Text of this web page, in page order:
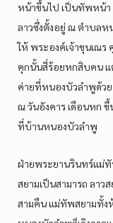
หน้าขึ้นไป เป็นทัพหน้า
ลาวซึ่งตั้งอยู่ ณ ตำบล
ให้ พระองค์เจ้าขุนเณ
คุกนั้นสี่ร้อยหกสิบคน แ
ค่ายที่หนองบัวลำพูด้วย
ณ วันอังคาร เดือนหก
ที่บ้านหนองบัวลำพู
ฝ่ายพระยานรินทร์แม่
สยามเป็นสามารถ ลา
สามคืน แม่ทัพสยามทั้ง